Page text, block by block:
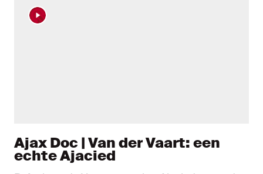
Ajax Doc | Van der Vaart: een
echte Ajacied